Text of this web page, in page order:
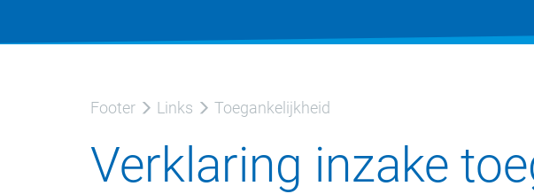
Footer Links Toegankelijkheid
Verklaring inzake